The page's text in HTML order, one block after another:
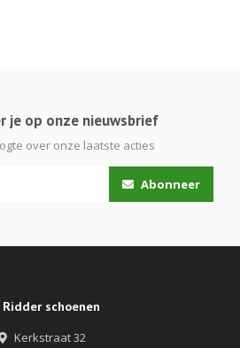
je op onze nieuwsbrief
over onze laatste acties
Abonneer
Ridder schoenen
Kerkstraat 32